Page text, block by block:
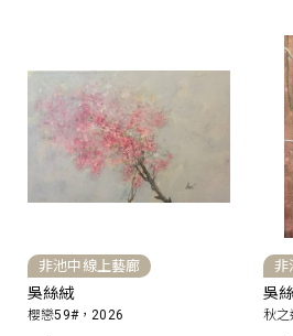
非池中線上藝廊
吳絲絨
櫻戀59#，2026
非
吳
秋